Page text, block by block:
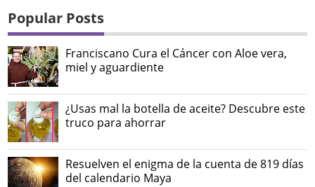
Popular Posts
Franciscano Cura el Cáncer con Aloe vera,
miel y aguardiente
¿Usas mal la botella de aceite? Descubre este
truco para ahorrar
Resuelven el enigma de la cuenta de 819 días
del calendario Maya